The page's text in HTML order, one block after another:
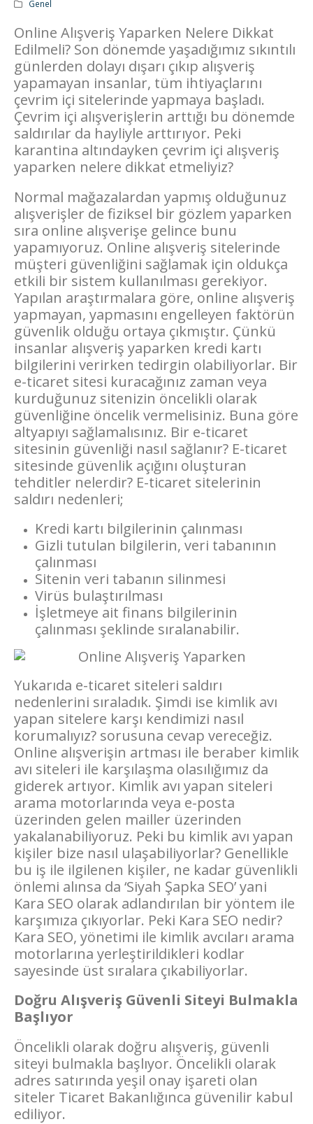
Genel
Online Alışveriş Yaparken Nelere Dikkat
Edilmeli? Son dönemde yaşadığımız sıkıntılı
günlerden dolayı dışarı çıkıp alışveriş
yapamayan insanlar, tüm ihtiyaçlarını
çevrim içi sitelerinde yapmaya başladı.
Çevrim içi alışverişlerin arttığı bu dönemde
saldırılar da hayliyle arttırıyor. Peki
karantina altındayken çevrim içi alışveriş
yaparken nelere dikkat etmeliyiz?
Normal mağazalardan yapmış olduğunuz
alışverişler de fiziksel bir gözlem yaparken
sıra online alışverişe gelince bunu
yapamıyoruz. Online alışveriş sitelerinde
müşteri güvenliğini sağlamak için oldukça
etkili bir sistem kullanılması gerekiyor.
Yapılan araştırmalara göre, online alışveriş
yapmayan, yapmasını engelleyen faktörün
güvenlik olduğu ortaya çıkmıştır. Çünkü
insanlar alışveriş yaparken kredi kartı
bilgilerini verirken tedirgin olabiliyorlar. Bir
e-ticaret sitesi kuracağınız zaman veya
kurduğunuz sitenizin öncelikli olarak
güvenliğine öncelik vermelisiniz. Buna göre
altyapıyı sağlamalısınız. Bir e-ticaret
sitesinin güvenliği nasıl sağlanır? E-ticaret
sitesinde güvenlik açığını oluşturan
tehditler nelerdir? E-ticaret sitelerinin
saldırı nedenleri;
Kredi kartı bilgilerinin çalınması
Gizli tutulan bilgilerin, veri tabanının
çalınması
Sitenin veri tabanın silinmesi
Virüs bulaştırılması
İşletmeye ait finans bilgilerinin
çalınması şeklinde sıralanabilir.
Yukarıda e-ticaret siteleri saldırı
nedenlerini sıraladık. Şimdi ise kimlik avı
yapan sitelere karşı kendimizi nasıl
korumalıyız? sorusuna cevap vereceğiz.
Online alışverişin artması ile beraber kimlik
avı siteleri ile karşılaşma olasılığımız da
giderek artıyor. Kimlik avı yapan siteleri
arama motorlarında veya e-posta
üzerinden gelen mailler üzerinden
yakalanabiliyoruz. Peki bu kimlik avı yapan
kişiler bize nasıl ulaşabiliyorlar? Genellikle
bu iş ile ilgilenen kişiler, ne kadar güvenlikli
önlemi alınsa da ‘Siyah Şapka SEO’ yani
Kara SEO olarak adlandırılan bir yöntem ile
karşımıza çıkıyorlar. Peki Kara SEO nedir?
Kara SEO, yönetimi ile kimlik avcıları arama
motorlarına yerleştirildikleri kodlar
sayesinde üst sıralara çıkabiliyorlar.
Doğru Alışveriş Güvenli Siteyi Bulmakla
Başlıyor
Öncelikli olarak doğru alışveriş, güvenli
siteyi bulmakla başlıyor. Öncelikli olarak
adres satırında yeşil onay işareti olan
siteler Ticaret Bakanlığınca güvenilir kabul
ediliyor.